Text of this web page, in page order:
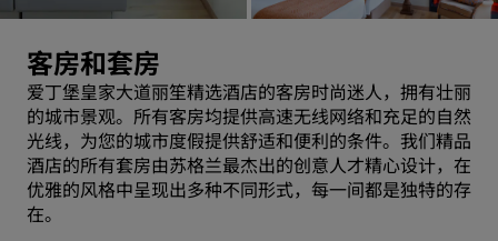
客房和套房
爱丁堡皇家大道丽笙精选酒店的客房时尚迷人，拥有壮丽
的城市景观。所有客房均提供高速无线网络和充足的自然
光线，为您的城市度假提供舒适和便利的条件。我们精品
酒店的所有套房由苏格兰最杰出的创意人才精心设计，在
优雅的风格中呈现出多种不同形式，每一间都是独特的存
在。